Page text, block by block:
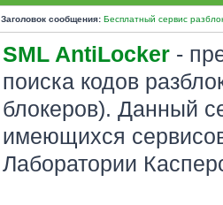
Заголовок сообщения: Бесплатный сервис
SML AntiLocker -
поиска кодов
блокеров). Данный
имеющихся
Лаборатории